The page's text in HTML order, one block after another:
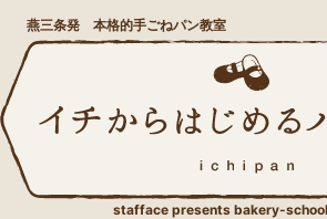
燕三条発 本格的手ごねパン教室
stafface presents bakery-